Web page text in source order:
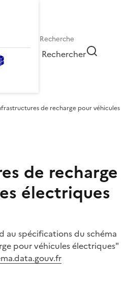
Rechercher
de recharge pour véhicules
de recharge
électriques
au spécifications du schéma
pour véhicules électriques"